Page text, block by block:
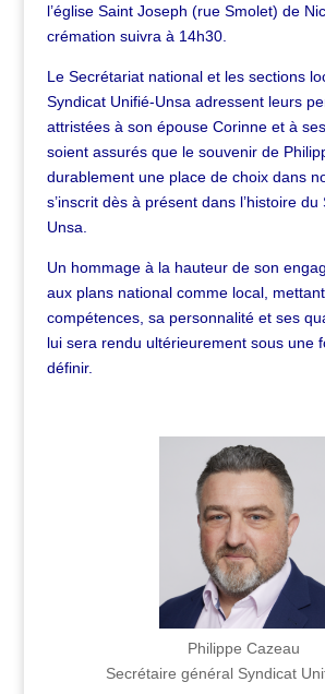
l’église Saint Joseph (rue Smolet) de
crémation suivra à 14h30.
Le Secrétariat national et les sections
Syndicat Unifié-Unsa adressent leurs
attristées à son épouse Corinne et à
soient assurés que le souvenir de
durablement une place de choix dans
s’inscrit dès à présent dans l’histoire
Unsa.
Un hommage à la hauteur de son
aux plans national comme local,
compétences, sa personnalité et ses
lui sera rendu ultérieurement sous une
définir.
Philippe Cazeau
Secrétaire général Syndicat